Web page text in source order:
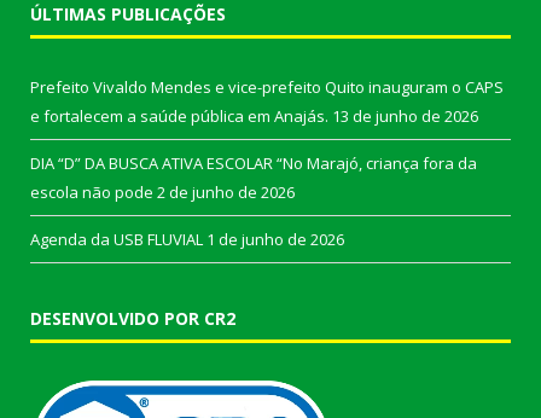
ÚLTIMAS PUBLICAÇÕES
Prefeito Vivaldo Mendes e vice-prefeito Quito inauguram o CAPS
e fortalecem a saúde pública em Anajás. 13 de junho de 2026
DIA “D” DA BUSCA ATIVA ESCOLAR “No Marajó, criança fora da
escola não pode 2 de junho de 2026
Agenda da USB FLUVIAL 1 de junho de 2026
DESENVOLVIDO POR CR2